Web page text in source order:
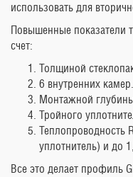
использовать для
Повышенные показатели
счет:
Толщиной
6 внутренних камер.
Монтажной
Тройного
Теплопроводность
уплотнитель) и до
Все это делает профиль